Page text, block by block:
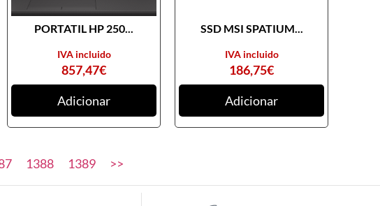
PORTATIL HP 250...
857,47€
IVA incluido
Adicionar
SSD MSI SPATIUM...
186,75€
IVA incluido
Adicionar
1388 1389 >>